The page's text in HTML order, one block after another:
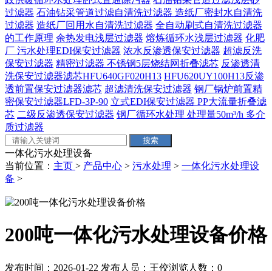
过滤器 石油钻采管道过滤自清洗过滤器 造纸厂密封水自清洗
过滤器 造纸厂回用水自清洗过滤器 全自动刷式自清洗过滤器
的工作原理 余热发电浅层过滤器 熔炼循环水浅层过滤器 化肥
厂 污水处理EDI保安过滤器 浓水反渗透保安过滤器 超滤反洗
保安过滤器 精密过滤器 不锈钢5层烧结网折叠滤芯 反渗透清
洗保安过滤器滤芯HFU640GF020H13 HFU620UY100H13反渗
透前置保安过滤器滤芯 超滤清洗保安过滤器 钢厂锅炉前置精
密保安过滤器LFD-3P-90 立式EDI保安过滤器 PP大流量折叠滤
芯 二级反渗透保安过滤器 钢厂循环水处理 处理量50m³/h 多介
质过滤器
一体化污水处理设备
当前位置： 主页 > 产品中心 > 污水处理 > 一体化污水处理设
备 >
200吨一体化污水处理设备价格
发布时间：2026-01-22 发布人员：王佼浏览人数： 0